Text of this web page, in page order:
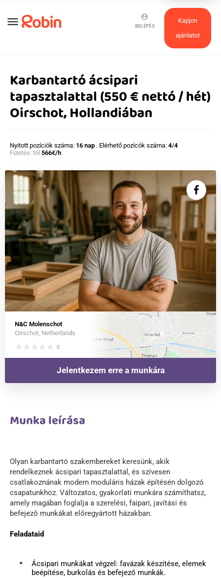
menu
Kapjon
ajánlatot
account_circle
BELÉPÉS
Karbantartó ácsipari
tapasztalattal (550 € nettó / hét)
Oirschot, Hollandiában
Nyitott pozíciók száma: 16 nap . Elérhető pozícók száma: 4/4
Fizetés: tól 566€/h
N&C Molenschot
Oirschot, Netherlands
star star star star star 0
Jelentkezem erre a munkára
Munka leírása
Olyan karbantartó szakembereket keresünk, akik
rendelkeznek ácsipari tapasztalattal, és szívesen
csatlakoznának modern moduláris házak építésén dolgozó
csapatunkhoz. Változatos, gyakorlati munkára számíthatsz,
amely magában foglalja a szerelési, faipari, javítási és
befejező munkákat előregyártott házakban.
Feladataid
Ácsipari munkákat végzel: favázak készítése, elemek
beépítése, burkolás és befejező munkák.